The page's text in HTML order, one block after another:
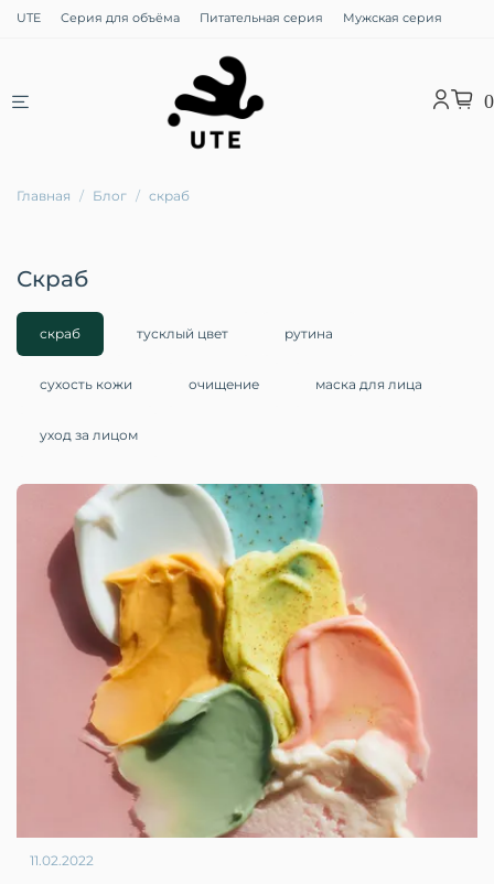
UTE Серия для объёма Питательная серия Мужская серия
0
Главная Блог скраб
скраб
скраб тусклый цвет рутина
сухость кожи очищение маска для лица
уход за лицом
11.02.2022